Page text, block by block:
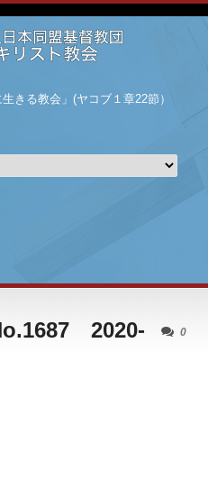
きる教会」(ヤコブ１章22節）
0
2020-